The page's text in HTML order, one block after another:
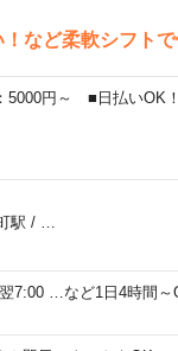
など柔軟シフト
5000円～ ■日払いOK！
駅 /
7:00 …など1日4時間